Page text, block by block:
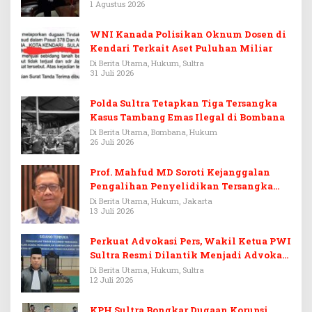
1 Agustus 2026
WNI Kanada Polisikan Oknum Dosen di
Kendari Terkait Aset Puluhan Miliar
Di Berita Utama, Hukum, Sultra
31 Juli 2026
Polda Sultra Tetapkan Tiga Tersangka
Kasus Tambang Emas Ilegal di Bombana
Di Berita Utama, Bombana, Hukum
26 Juli 2026
Prof. Mahfud MD Soroti Kejanggalan
Pengalihan Penyelidikan Tersangka
Febrie Adriansyah
Di Berita Utama, Hukum, Jakarta
13 Juli 2026
Perkuat Advokasi Pers, Wakil Ketua PWI
Sultra Resmi Dilantik Menjadi Advokat
PERADI
Di Berita Utama, Hukum, Sultra
12 Juli 2026